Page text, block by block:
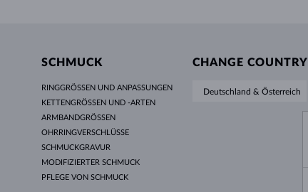
SCHMUCK
RINGGRÖSSEN UND ANPASSUNGEN
KETTENGRÖSSEN UND -ARTEN
ARMBANDGRÖSSEN
OHRRINGVERSCHLÜSSE
SCHMUCKGRAVUR
MODIFIZIERTER SCHMUCK
PFLEGE VON SCHMUCK
CHANGE COUNTRY
Deutschland & Österreich